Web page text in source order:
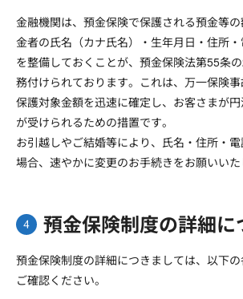
金融機関は、預金保険で保護される預金等
金者の氏名（カナ氏名）・生年月日・住所
を整備しておくことが、預金保険法第55条
務付けられております。これは、万一保険事
保護対象金額を迅速に確定し、お客さまが
が受けられるための措置です。
お引越しやご結婚等により、氏名・住所・
場合、速やかに変更のお手続きをお願いいた
預金保険制度の詳細に
預金保険制度の詳細につきましては、以下
ご確認ください。